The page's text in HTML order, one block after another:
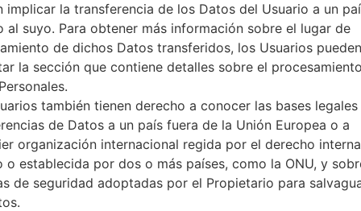
archivo OS Talla
OS Talla
Android 5.0.x Lollipop 1.15 GiB
implicar la transferencia de los Datos del Usuario a un
al suyo. Para obtener más información sobre el lugar de
de dichos Datos transferidos, los Usuarios pueden
la sección que contiene detalles sobre el
también tienen derecho a conocer las bases
de Datos a un país fuera de la Unión Europea o a
organización internacional regida por el derecho
o establecida por dos o más países, como la ONU, y
de seguridad adoptadas por el Propietario para